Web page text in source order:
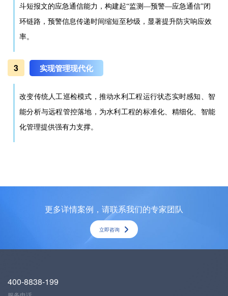
斗短报文的应急通信能力，构建起“监测—预警—应急通信”闭
环链路，预警信息传递时间缩短至秒级，显著提升防灾响应效
率。
3 实现管理现代化
改变传统人工巡检模式，推动水利工程运行状态实时感知、智
能分析与远程管控落地，为水利工程的标准化、精细化、智能
化管理提供强有力支撑。
更多详情案例，请联系我们的专家团队
立即咨询
400-8838-199